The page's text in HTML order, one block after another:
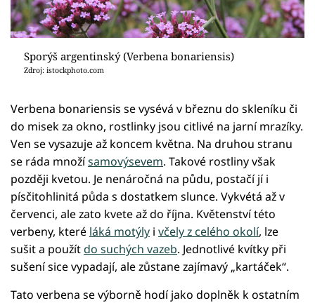
Sporýš argentinský (Verbena bonariensis)
Zdroj: istockphoto.com
Verbena bonariensis se vysévá v březnu do skleníku či
do misek za okno, rostlinky jsou citlivé na jarní mrazíky.
Ven se vysazuje až koncem května. Na druhou stranu
se ráda množísamovýsevem. Takové rostliny však
později kvetou. Je nenáročná na půdu, postačí jí i
písčitohlinitá půda s dostatkem slunce. Vykvétá až v
červenci, ale zato kvete až do října. Květenství této
verbeny, které láká motýly i včely z celého okolí, lze
sušit a použítdo suchých vazeb. Jednotlivé kvítky při
sušení sice vypadají, ale zůstane zajímavý „kartáček“.
Tato verbena se výborně hodí jako doplněk k ostatním